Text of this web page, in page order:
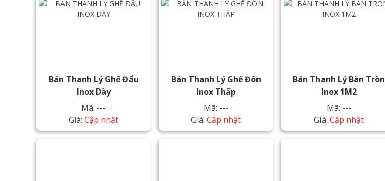
Bán Thanh Lý Ghế Đẩu
Inox Dày
Mã: ---
Giá:Cập nhật
Bán Thanh Lý Ghế Đôn
Inox Thấp
Mã: ---
Giá:Cập nhật
Bán Thanh Lý Bàn Tròn
Inox 1M2
Mã: ---
Giá: Cập nhật